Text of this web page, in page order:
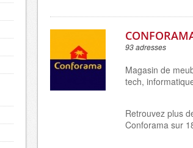
93 adresses
Magasin de
tech,
Retrouvez plus
Conforama sur